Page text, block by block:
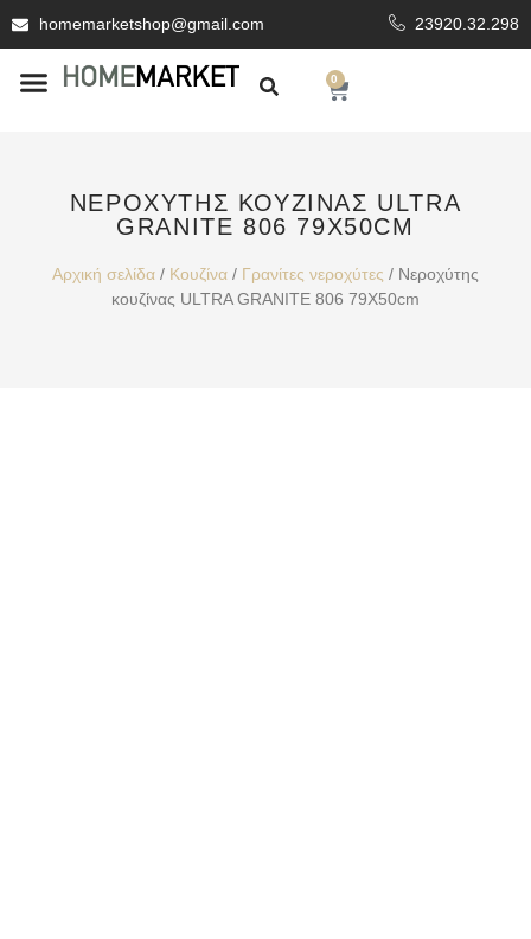
homemarketshop@gmail.com 23920.32.298
0
ΝΕΡΟΧΎΤΗΣ ΚΟΥΖΊΝΑΣ ULTRA
GRANITE 806 79X50CM
Αρχική σελίδα / Κουζίνα / Γρανίτες νεροχύτες / Νεροχύτης
κουζίνας ULTRA GRANITE 806 79X50cm